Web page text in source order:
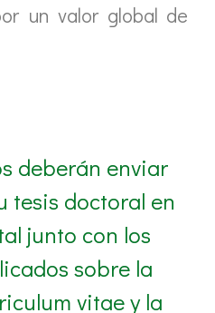
un valor global de
deberán enviar
tesis doctoral en
junto con los
sobre la
vitae y la